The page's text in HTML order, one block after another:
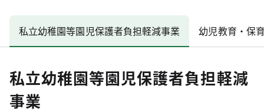
私立幼稚園等園児保護者負担軽減事業 幼児教育・保
私立幼稚園等園児保護者負担軽減
事業